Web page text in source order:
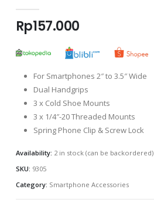
Rp157.000
For Smartphones 2″ to 3.5″ Wide
Dual Handgrips
3 x Cold Shoe Mounts
3 x 1/4″-20 Threaded Mounts
Spring Phone Clip & Screw Lock
Availability: 2 in stock (can be backordered)
SKU: 9305
Category: Smartphone Accessories